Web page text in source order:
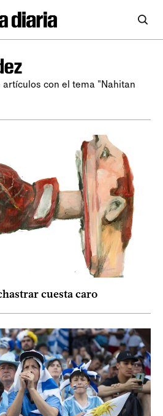
con el tema "Nahitan
cuesta caro